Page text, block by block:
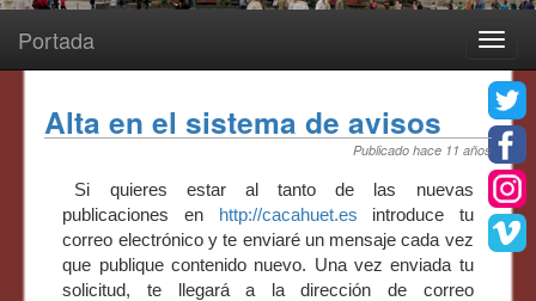
Toggle
Portada
Alta en el sistema de avisos
Publicado hace 11 años
Si quieres estar al tanto de las nuevas
publicaciones en http://cacahuet.es introduce tu
correo electrónico y te enviaré un mensaje cada vez
que publique contenido nuevo. Una vez enviada tu
solicitud, te llegará a la dirección de correo